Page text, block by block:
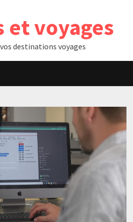
et voyages
destinations voyages